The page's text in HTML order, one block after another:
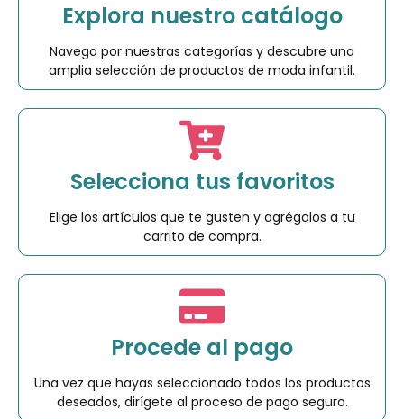
Explora nuestro catálogo
Navega por nuestras categorías y descubre una
amplia selección de productos de moda infantil.
Selecciona tus favoritos
Elige los artículos que te gusten y agrégalos a tu
carrito de compra.
Procede al pago
Una vez que hayas seleccionado todos los productos
deseados, dirígete al proceso de pago seguro.